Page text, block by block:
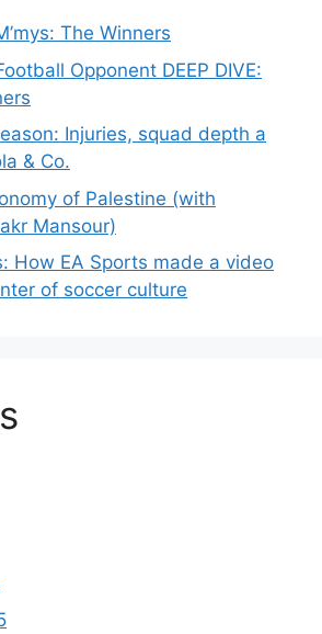
The Winners
Opponent DEEP DIVE:
Injuries, squad depth a
& Co.
of Palestine (with
Mansour)
How EA Sports made a video
of soccer culture